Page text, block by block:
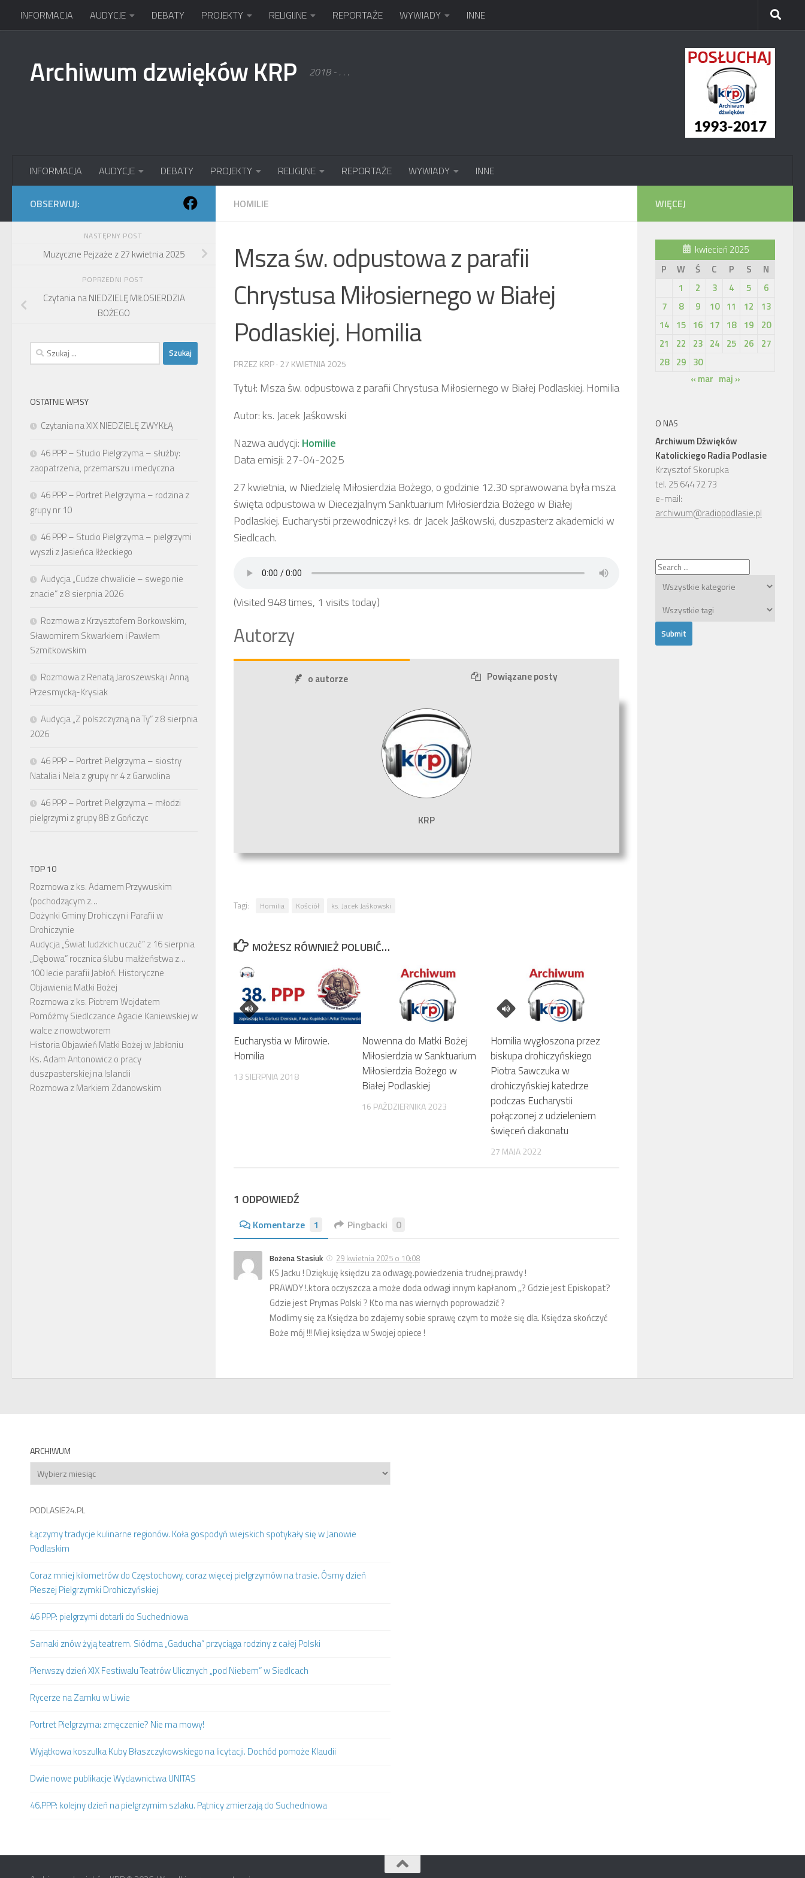
Przejdź do treści
INFORMACJA AUDYCJE DEBATY PROJEKTY RELIGIJNE REPORTAŻE WYWIADY INNE
Archiwum dzwięków KRP 2018 - . . .
INFORMACJA AUDYCJE DEBATY PROJEKTY RELIGIJNE REPORTAŻE WYWIADY INNE
HOMILIE
Msza św. odpustowa z parafii
Chrystusa Miłosiernego w Białej
Podlaskiej. Homilia
PRZEZ KRP· 27 KWIETNIA 2025
Tytuł: Msza św. odpustowa z parafii Chrystusa Miłosiernego w Białej Podlaskiej. Homilia
Autor: ks. Jacek Jaśkowski
Nazwa audycji: Homilie
Data emisji: 27-04-2025
27 kwietnia, w Niedzielę Miłosierdzia Bożego, o godzinie 12.30 sprawowana była msza
święta odpustowa w Diecezjalnym Sanktuarium Miłosierdzia Bożego w Białej
Podlaskiej. Eucharystii przewodniczył ks. dr Jacek Jaśkowski, duszpasterz akademicki w
Siedlcach.
(Visited 948 times, 1 visits today)
Autorzy
o autorze Powiązane posty
KRP
Tagi: Homilia Kościół ks. Jacek Jaśkowski
MOŻESZ RÓWNIEŻ POLUBIĆ…
Eucharystia w Mirowie.
Homilia
13 SIERPNIA 2018
Nowenna do Matki Bożej
Miłosierdzia w Sanktuarium
Miłosierdzia Bożego w
Białej Podlaskiej
16 PAŹDZIERNIKA 2023
Homilia wygłoszona przez
biskupa drohiczyńskiego
Piotra Sawczuka w
drohiczyńskiej katedrze
podczas Eucharystii
połączonej z udzieleniem
święceń diakonatu
27 MAJA 2022
1 ODPOWIEDŹ
Komentarze 1 Pingbacki 0
Bożena Stasiuk 29 kwietnia 2025 o 10:08
KS Jacku ! Dziękuję księdzu za odwagę.powiedzenia trudnej.prawdy !
PRAWDY !.ktora oczyszcza a może doda odwagi innym kapłanom ,,? Gdzie jest Episkopat?
Gdzie jest Prymas Polski ? Kto ma nas wiernych poprowadzić ?
Modlimy się za Księdza bo zdajemy sobie sprawę czym to może się dla. Księdza skończyć
Boże mój !!! Miej księdza w Swojej opiece !
OBSERWUJ:
NASTĘPNY POST
Muzyczne Pejzaże z 27 kwietnia 2025
POPRZEDNI POST
Czytania na NIEDZIELĘ MIŁOSIERDZIA
BOŻEGO
Szukaj:
OSTATNIE WPISY
Czytania na XIX NIEDZIELĘ ZWYKŁĄ
46 PPP – Studio Pielgrzyma – służby:
zaopatrzenia, przemarszu i medyczna
46 PPP – Portret Pielgrzyma – rodzina z
grupy nr 10
46 PPP – Studio Pielgrzyma – pielgrzymi
wyszli z Jasieńca Iłżeckiego
Audycja „Cudze chwalicie – swego nie
znacie” z 8 sierpnia 2026
Rozmowa z Krzysztofem Borkowskim,
Sławomirem Skwarkiem i Pawłem
Szmitkowskim
Rozmowa z Renatą Jaroszewską i Anną
Przesmycką-Krysiak
Audycja „Z polszczyzną na Ty” z 8 sierpnia
2026
46 PPP – Portret Pielgrzyma – siostry
Natalia i Nela z grupy nr 4 z Garwolina
46 PPP – Portret Pielgrzyma – młodzi
pielgrzymi z grupy 8B z Gończyc
TOP 10
Rozmowa z ks. Adamem Przywuskim
(pochodzącym z…
Dożynki Gminy Drohiczyn i Parafii w
Drohiczynie
Audycja „Świat ludzkich uczuć” z 16 sierpnia
„Dębowa” rocznica ślubu małżeństwa z…
100 lecie parafii Jabłoń. Historyczne
Objawienia Matki Bożej
Rozmowa z ks. Piotrem Wojdatem
Pomóżmy Siedlczance Agacie Kaniewskiej w
walce z nowotworem
Historia Objawień Matki Bożej w Jabłoniu
Ks. Adam Antonowicz o pracy
duszpasterskiej na Islandii
Rozmowa z Markiem Zdanowskim
WIĘCEJ
kwiecień 2025
P
W Ś C P S
N
1
2 3 4 5
6
7
8 9 10 11 12
13
14 15 16 17 18 19
20
21
22 23 24 25 26
27
28 29 30
« mar maj »
O NAS
Archiwum Dźwięków
Katolickiego Radia Podlasie
Krzysztof Skorupka
tel. 25 644 72 73
e-mail:
archiwum@radiopodlasie.pl
ARCHIWUM
Archiwum
PODLASIE24.PL
Łączymy tradycje kulinarne regionów. Koła gospodyń wiejskich spotykały się w Janowie
Podlaskim
Coraz mniej kilometrów do Częstochowy, coraz więcej pielgrzymów na trasie. Ósmy dzień
Pieszej Pielgrzymki Drohiczyńskiej
46 PPP: pielgrzymi dotarli do Suchedniowa
Sarnaki znów żyją teatrem. Siódma „Gaducha” przyciąga rodziny z całej Polski
Pierwszy dzień XIX Festiwalu Teatrów Ulicznych „pod Niebem” w Siedlcach
Rycerze na Zamku w Liwie
Portret Pielgrzyma: zmęczenie? Nie ma mowy!
Wyjątkowa koszulka Kuby Błaszczykowskiego na licytacji. Dochód pomoże Klaudii
Dwie nowe publikacje Wydawnictwa UNITAS
46.PPP: kolejny dzień na pielgrzymim szlaku. Pątnicy zmierzają do Suchedniowa